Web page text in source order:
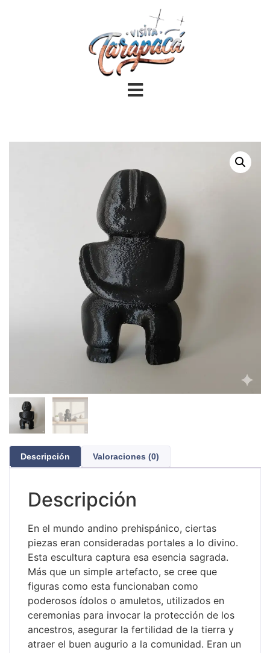
Descripción Valoraciones (0)
Descripción
En el mundo andino prehispánico, ciertas
piezas eran consideradas portales a lo divino.
Esta escultura captura esa esencia sagrada.
Más que un simple artefacto, se cree que
figuras como esta funcionaban como
poderosos ídolos o amuletos, utilizados en
ceremonias para invocar la protección de los
ancestros, asegurar la fertilidad de la tierra y
atraer el buen augurio a la comunidad. Eran un